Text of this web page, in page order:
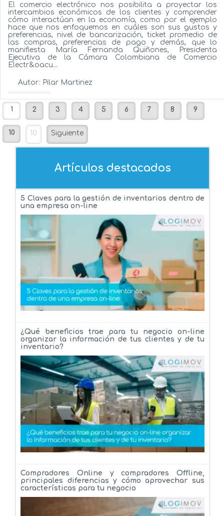
El comercio electrónico nos posibilita a proyectar los
intercambios económicos de los clientes y comprender
cómo interactúan en la economía, como por el ejemplo
hace que nos enfoquemos en cuáles son sus gustos y
preferencias, nivel de bancarización, ticket promedio de
las compras, preferencias de pago y demás, que lo
manifiesta María Fernanda Quiñones, Presidenta
Ejecutiva de la Cámara Colombiana de Comercio
Electr&oacu...
Autor: Pilar Martinez
1 2 3 4 5 6 7 8 9
10 10 Siguiente
Artículos destacados
5 Claves para la gestión de inventarios dentro de
una empresa on-line
¿Qué beneficios trae para tu negocio on-line
organizar la información de tus clientes y de tu
inventario?
Compradores Online y compradores Offline,
principales diferencias y cómo aprovechar sus
características para tu negocio